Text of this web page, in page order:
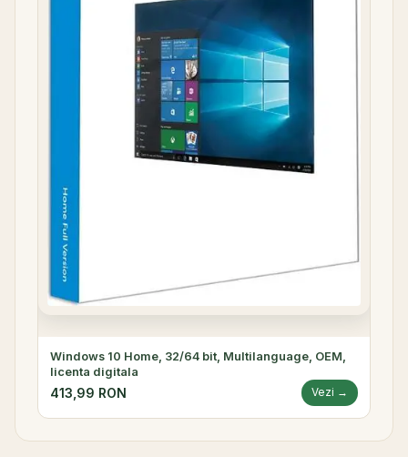
Windows 10 Home, 32/64 bit, Multilanguage, OEM,
licenta digitala
413,99 RON Vezi →